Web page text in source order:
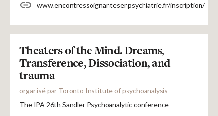
www.encontressoignantesenpsychiatrie.fr/inscription/
Theaters of the Mind. Dreams,
Transference, Dissociation, and
trauma
organisé par Toronto Institute of psychoanalysis
The IPA 26th Sandler Psychoanalytic conference